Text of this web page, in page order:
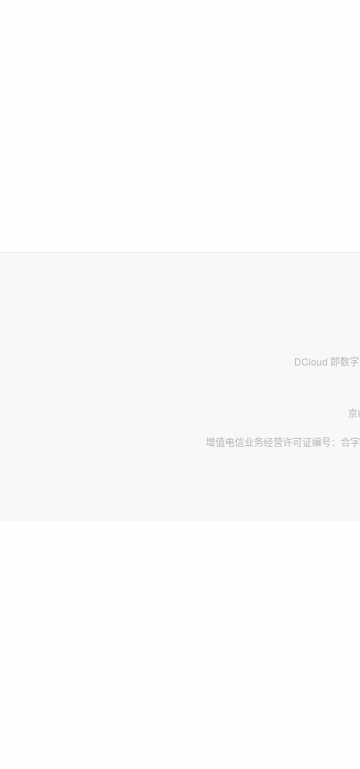
DCloud 即数
增值电信业务经营许可证编号：合